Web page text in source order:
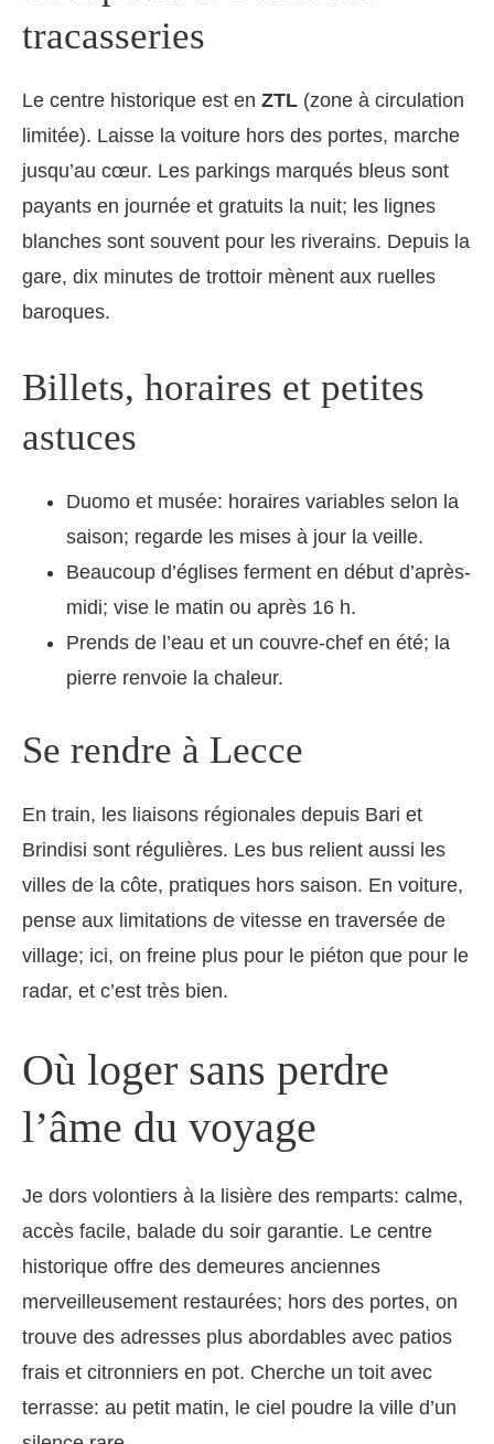
tracasseries
Le centre historique est en ZTL (zone à circulation
limitée). Laisse la voiture hors des portes, marche
jusqu’au cœur. Les parkings marqués bleus sont
payants en journée et gratuits la nuit; les lignes
blanches sont souvent pour les riverains. Depuis la
gare, dix minutes de trottoir mènent aux ruelles
baroques.
Billets, horaires et petites
astuces
Duomo et musée: horaires variables selon la
saison; regarde les mises à jour la veille.
Beaucoup d’églises ferment en début d’après-
midi; vise le matin ou après 16 h.
Prends de l’eau et un couvre-chef en été; la
pierre renvoie la chaleur.
Se rendre à Lecce
En train, les liaisons régionales depuis Bari et
Brindisi sont régulières. Les bus relient aussi les
villes de la côte, pratiques hors saison. En voiture,
pense aux limitations de vitesse en traversée de
village; ici, on freine plus pour le piéton que pour le
radar, et c’est très bien.
Où loger sans perdre
l’âme du voyage
Je dors volontiers à la lisière des remparts: calme,
accès facile, balade du soir garantie. Le centre
historique offre des demeures anciennes
merveilleusement restaurées; hors des portes, on
trouve des adresses plus abordables avec patios
frais et citronniers en pot. Cherche un toit avec
terrasse: au petit matin, le ciel poudre la ville d’un